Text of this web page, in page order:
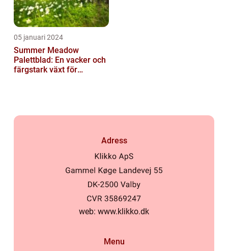
05 januari 2024
Summer Meadow
Palettblad: En vacker och
färgstark växt för
Adress
web: www.klikko.dk
Menu